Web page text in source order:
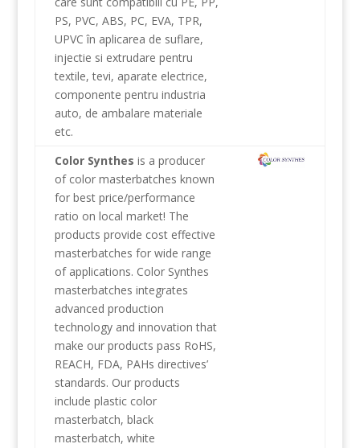
PS, PVC, ABS, PC, EVA, TPR,
UPVC în aplicarea de suflare,
injectie si extrudare pentru
textile,tevi, aparate electrice,
componente pentru industria
auto, de ambalare materiale
etc.
Color Synthes is a producer
of color masterbatches known
for best price/performance
ratio on local market! The
products provide cost effective
masterbatches for wide range
of applications. Color Synthes
masterbatches integrates
advanced production
technology and innovation that
make our products pass RoHS,
REACH, FDA, PAHs directives’
standards. Our products
include plastic color
masterbatch, black
masterbatch, white